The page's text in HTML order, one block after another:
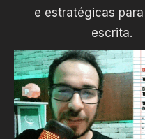
e estratégicas
escrita.